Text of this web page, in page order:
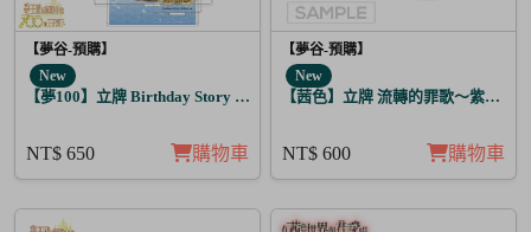
【夢谷-預購】
New
【夢100】立牌 Birthday Story 多羅列 月覺
NT$ 650 購物車
【夢谷-預購】
New
【茜色】立牌 流轉的罪歌～紫上清
NT$ 600 購物車